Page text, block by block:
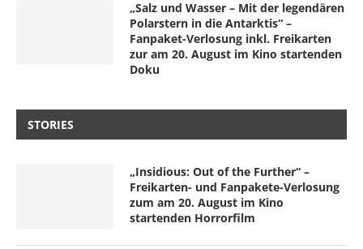
„Salz und Wasser – Mit der legendären
Polarstern in die Antarktis“ –
Fanpaket-Verlosung inkl. Freikarten
zur am 20. August im Kino startenden
Doku
STORIES
„Insidious: Out of the Further“ –
Freikarten- und Fanpakete-Verlosung
zum am 20. August im Kino
startenden Horrorfilm